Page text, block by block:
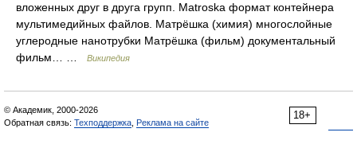
вложенных друг в друга групп. Matroska формат контейнера
мультимедийных файлов. Матрёшка (химия) многослойные
углеродные нанотрубки Матрёшка (фильм) документальный
фильм… …
Википедия
18+
© Академик, 2000-2026
Обратная связь: Техподдержка Реклама на сайте